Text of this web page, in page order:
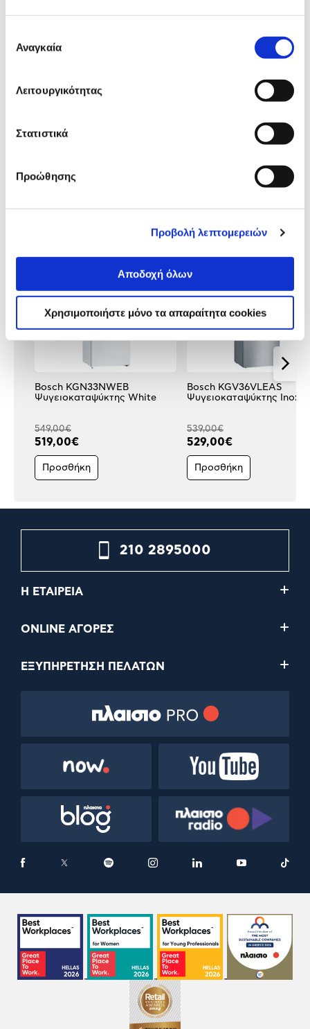
συγκατάθεσης
Αναγκαία
Λειτουργικότητας
Στατιστικά
Προώθησης
Προβολή λεπτομερειών
Αποδοχή όλων
Χρησιμοποιήστε μόνο τα απαραίτητα cookies
Αναλυτική
Προδιαγραφές
Δες τι κλίκαραν όσοι είδαν το ίδιο
Bosch KGN33NWEB
Ψυγειοκαταψύκτης White
549,00€
519,00€
Προσθήκη
Bosch KGV36VLEAS
Ψυγειοκαταψύκτης Inox
539,00€
529,00€
Προσθήκη
210 2895000
Η ΕΤΑΙΡΕΙΑ
ONLINE ΑΓΟΡΕΣ
ΕΞΥΠΗΡΕΤΗΣΗ ΠΕΛΑΤΩΝ